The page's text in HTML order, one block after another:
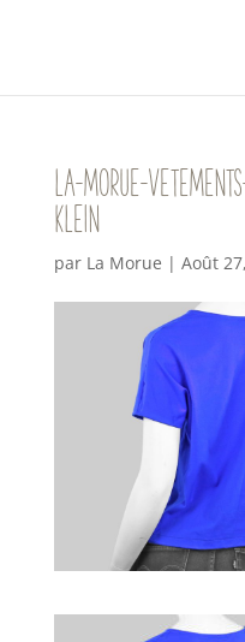
la-morue-
klein
par La Morue | Août